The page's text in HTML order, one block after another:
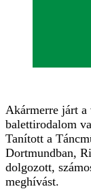
Akármerre járt a
balettirodalom
Tanított a
Dortmundban,
dolgozott,
meghívást.